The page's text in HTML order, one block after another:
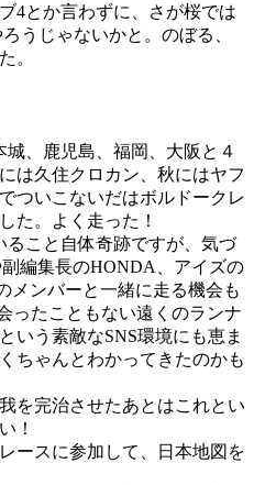
4とか言わずに、さが桜では
うじゃないかと。のぼる、
。
、鹿児島、福岡、大阪と４
は久住クロカン、秋にはヤフ
ついこないだはボルドークレ
た。よく走った！
こと自体奇跡ですが、気づ
編集長のHONDA、アイズの
メンバーと一緒に走る機会も
ったこともない遠くのランナ
いう素敵なSNS環境にも恵ま
ちゃんとわかってきたのかも
を完治させたあとはこれとい
！
ースに参加して、日本地図を